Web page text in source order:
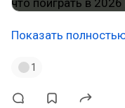
Показать
1